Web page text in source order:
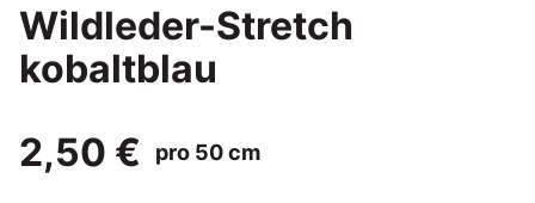
Wildleder-Stretch
kobaltblau
2,50 €
pro 50 cm